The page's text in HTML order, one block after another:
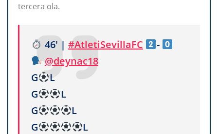
tercera ola.
46' | #AtletiSevillaFC
-
@deynac18
G
L
G
L
G
L
G
L